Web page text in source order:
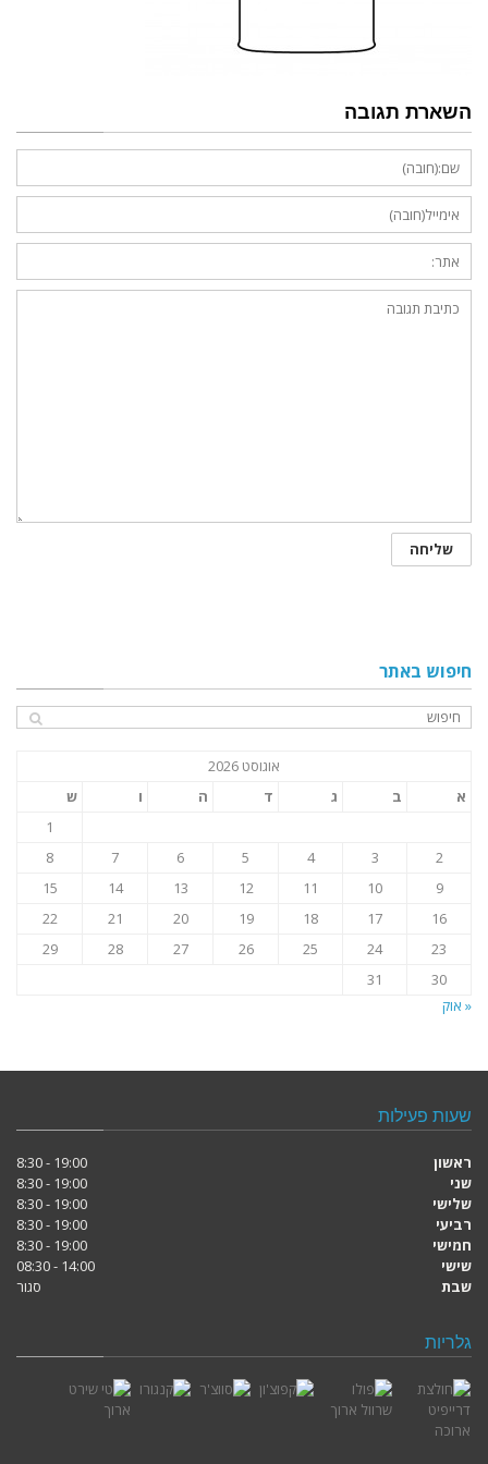
השארת תגובה
חיפוש באתר
אוגוסט 2026
א
ב ג ד ה ו
ש
1
2
3
4
5
6
7
8
9
10
11
12
13
14
15
16
17
18
19
20
21
22
23
24
25
26
27
28
29
30
31
« אוק
שעות פעילות
ראשון
19:00 - 8:30
שני
19:00 - 8:30
שלישי
19:00 - 8:30
רביעי
19:00 - 8:30
חמישי
19:00 - 8:30
שישי
14:00 - 08:30
שבת
סגור
גלריות